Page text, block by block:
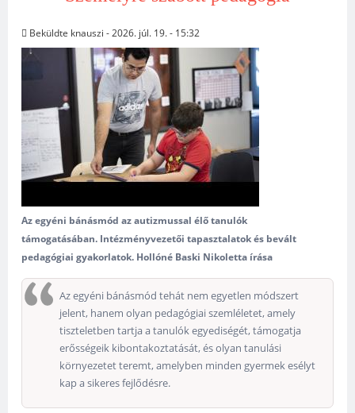
Beküldte knauszi - 2026. júl. 19. - 15:32
Az egyéni bánásmód az autizmussal élő tanulók
támogatásában. Intézményvezetői tapasztalatok és bevált
pedagógiai gyakorlatok. Hollóné Baski Nikoletta írása
Az egyéni bánásmód tehát nem egyetlen módszert
jelent, hanem olyan pedagógiai szemléletet, amely
tiszteletben tartja a tanulók egyediségét, támogatja
erősségeik kibontakoztatását, és olyan tanulási
környezetet teremt, amelyben minden gyermek esélyt
kap a sikeres fejlődésre.